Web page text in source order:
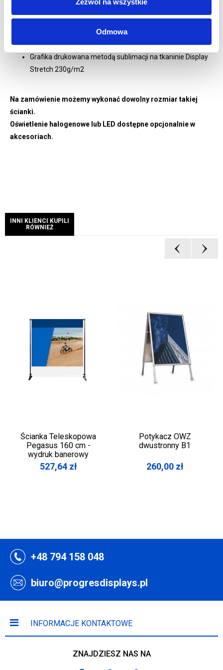
Odmowa
5 lat gwarancji na system
WYDRUK:
Wydruk grafiki jedno lub dwustronnej w zależności od
wybranej opcji
Grafika drukowana metodą sublimacji na tkaninie Display
Stretch 230g/m2
Na zamówienie możemy wykonać dowolny rozmiar takiej
ścianki.
Oświetlenie halogenowe lub LED dostępne opcjonalnie w
akcesoriach.
INNI KLIENCI KUPILI
RÓWNIEŻ
Ścianka Teleskopowa
Pegasus 160 cm -
wydruk banerowy
527,64 zł
Potykacz OWZ
dwustronny B1
260,00 zł
+48 794 158 048
biuro@progresdisplays.pl
INFORMACJE KONTAKTOWE
ZNAJDZIESZ NAS NA